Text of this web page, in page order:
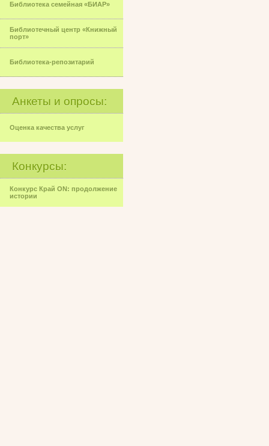
Библиотека семейная «БИАР»
Библиотечный центр «Книжный
порт»
Библиотека-репозитарий
Анкеты и опросы:
Оценка качества услуг
Конкурсы:
Конкурс Край ON: продолжение
истории